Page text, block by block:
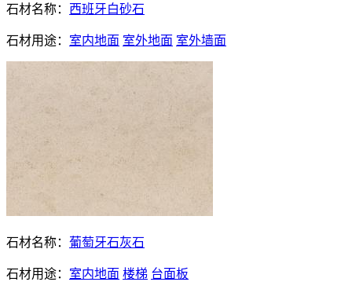
石材名称： 西班牙白砂石
石材用途： 室内地面 室外地面 室外墙面
石材名称： 葡萄牙石灰石
石材用途： 室内地面 楼梯 台面板